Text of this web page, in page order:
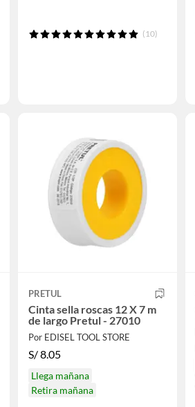
(10)
PRETUL
Cinta sella roscas 12 X 7 m
de largo Pretul - 27010
Por EDISEL TOOL STORE
S/8.05
Llega mañana
Retira mañana